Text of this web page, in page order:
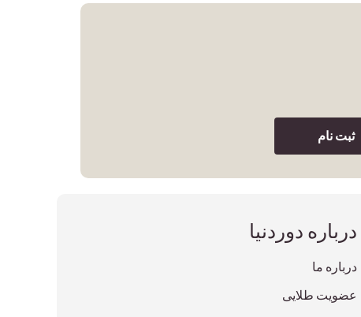
ثبت نام
درباره دوردنیا
درباره ما
عضویت طلایی